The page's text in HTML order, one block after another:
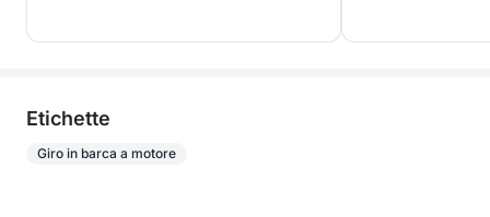
Etichette
Giro in barca a motore